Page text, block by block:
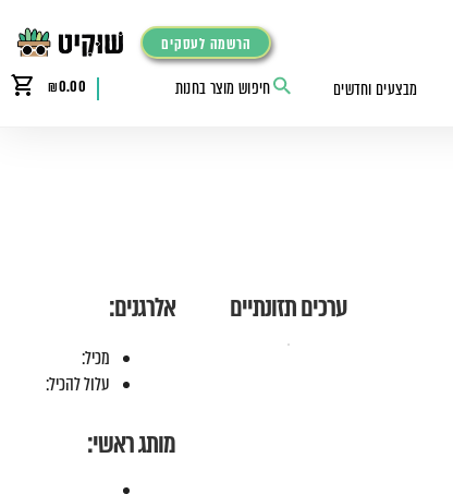
הרשמה לעסקים
מבצעים וחדשים ₪0.00
ערכים תזונתיים אלרגנים:
מכיל:
עלול להכיל:
מותג ראשי: